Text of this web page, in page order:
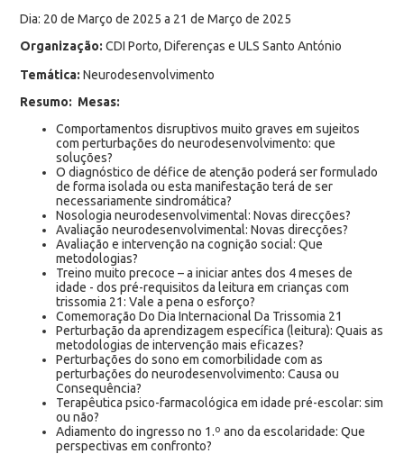
Dia: 20 de Março de 2025 a 21 de Março de 2025
Organização: CDI Porto, Diferenças e ULS Santo António
Temática: Neurodesenvolvimento
Resumo: Mesas:
Comportamentos disruptivos muito graves em sujeitos
com perturbações do neurodesenvolvimento: que
soluções?
O diagnóstico de défice de atenção poderá ser formulado
de forma isolada ou esta manifestação terá de ser
necessariamente sindromática?
Nosologia neurodesenvolvimental: Novas direcções?
Avaliação neurodesenvolvimental: Novas direcções?
Avaliação e intervenção na cognição social: Que
metodologias?
Treino muito precoce – a iniciar antes dos 4 meses de
idade - dos pré-requisitos da leitura em crianças com
trissomia 21: Vale a pena o esforço?
Comemoração Do Dia Internacional Da Trissomia 21
Perturbação da aprendizagem específica (leitura): Quais as
metodologias de intervenção mais eficazes?
Perturbações do sono em comorbilidade com as
perturbações do neurodesenvolvimento: Causa ou
Consequência?
Terapêutica psico-farmacológica em idade pré-escolar: sim
ou não?
Adiamento do ingresso no 1.º ano da escolaridade: Que
perspectivas em confronto?